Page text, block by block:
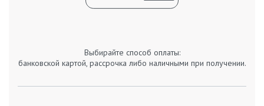
Выбирайте способ оплаты:
банковской картой, рассрочка либо наличными при получении.